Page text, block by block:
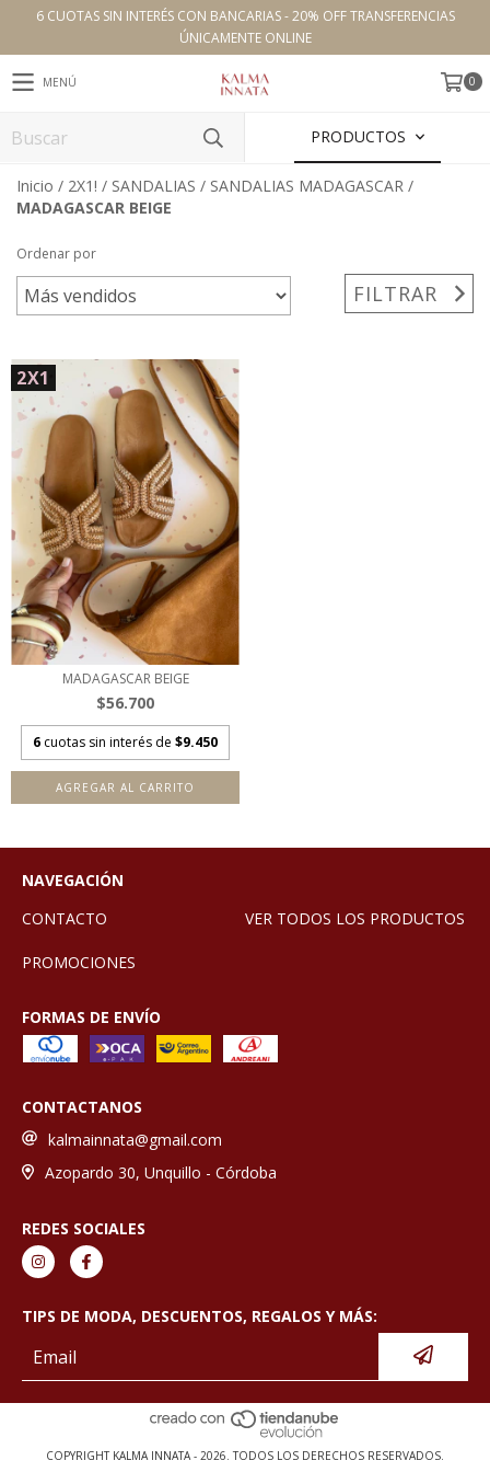
6 CUOTAS SIN INTERÉS CON BANCARIAS - 20% OFF TRANSFERENCIAS
ÚNICAMENTE ONLINE
MENÚ 0
PRODUCTOS
Inicio / 2X1! / SANDALIAS / SANDALIAS MADAGASCAR /
MADAGASCAR BEIGE
Ordenar por
FILTRAR
2X1
MADAGASCAR BEIGE
$56.700
6 cuotas sin interés de $9.450
AGREGAR AL CARRITO
NAVEGACIÓN
CONTACTO
VER TODOS LOS PRODUCTOS
PROMOCIONES
FORMAS DE ENVÍO
CONTACTANOS
kalmainnata@gmail.com
Azopardo 30, Unquillo - Córdoba
REDES SOCIALES
TIPS DE MODA, DESCUENTOS, REGALOS Y MÁS:
COPYRIGHT KALMA INNATA - 2026. TODOS LOS DERECHOS RESERVADOS.